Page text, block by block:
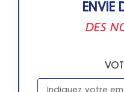
ENVIE
DES